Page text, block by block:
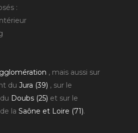
:
, mais aussi sur
du Jura (39) , sur le
Doubs (25) et sur le
la Saône et Loire (71).